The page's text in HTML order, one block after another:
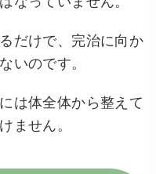
だけで、完治に向か
いのです。
は体全体から整えて
ません。